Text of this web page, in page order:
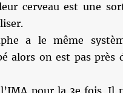
cerveau est une
a le même
alors on est pas près
pour la 3e fois. Il